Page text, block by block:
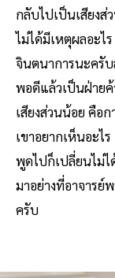
กลับไปเป็นเสียง
ไม่ได้มีเหตุผลอะไ
จินตนาการนะครับ
พอดีแล้วเป็นฝ่าย
เสียงส่วนน้อย คือ
เขาอยากเห็นอะไ
พูดไปก็เปลี่ยนไม่
มาอย่างที่อาจารย์
ครับ